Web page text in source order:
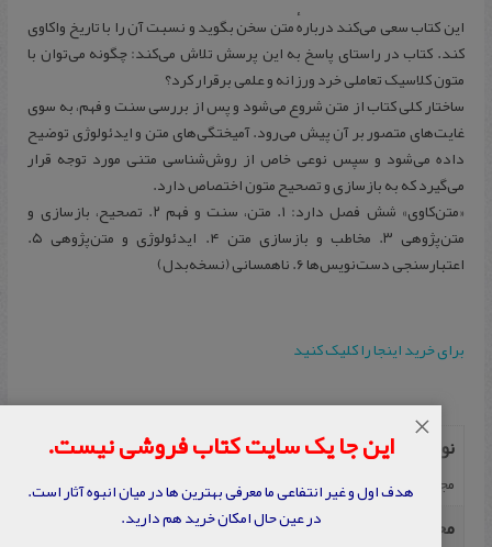
این کتاب سعی می‌کند دربارهٔ متن سخن بگوید و نسبت آن را با تاریخ واکاوی
کند. کتاب در راستای پاسخ به این پرسش تلاش می‌کند: چگونه می‌توان با
متون کلاسیک تعاملی خرد ورزانه و علمی برقرار کرد؟
ساختار کلی کتاب از متن شروع می‌شود و پس از بررسی سنت و فهم، به سوی
غایت‌های متصور بر آن پیش می‌رود. آمیختگی‌های متن و ایدئولوژی توضیح
داده می‌شود و سپس نوعی خاص از روش‌‌شناسی متنی مورد توجه قرار
می‌گیرد که به بازسازی و تصحیح متون اختصاص دارد.
«متن‌کاوی» شش فصل دارد: ۱. متن، سنت و فهم ۲. تصحیح، بازسازی و
متن‌پژوهی ۳. مخاطب و بازسازی متن ۴. ایدئولوژی و متن‌پژوهی ۵.
اعتبارسنجی دست‌نویس‌ها ۶. ناهمسانی (نسخه‌بدل)
برای خرید اینجا را کلیک کنید
نویسنده
مجتبی مجرد
محل نشر
این جا یک سایت کتاب فروشی نیست.
هدف اول و غیر انتفاعی ما معرفی بهترین ها در میان انبوه آثار است.
در عین حال امکان خرید هم دارید.
×